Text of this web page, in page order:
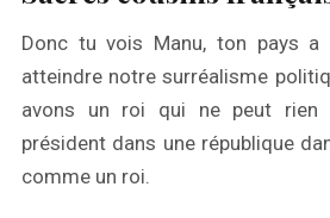
Donc tu vois Manu, ton pays
atteindre notre surréalisme
avons un roi qui ne peut rien
président dans une république
comme un roi.